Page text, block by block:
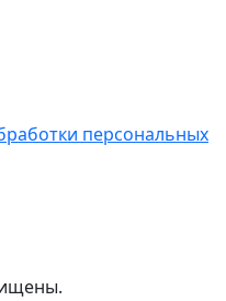
персональных